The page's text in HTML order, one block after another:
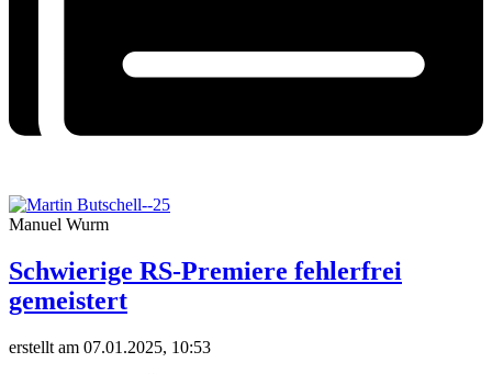
Manuel Wurm
Schwierige RS-Premiere fehlerfrei
gemeistert
erstellt am 07.01.2025, 10:53